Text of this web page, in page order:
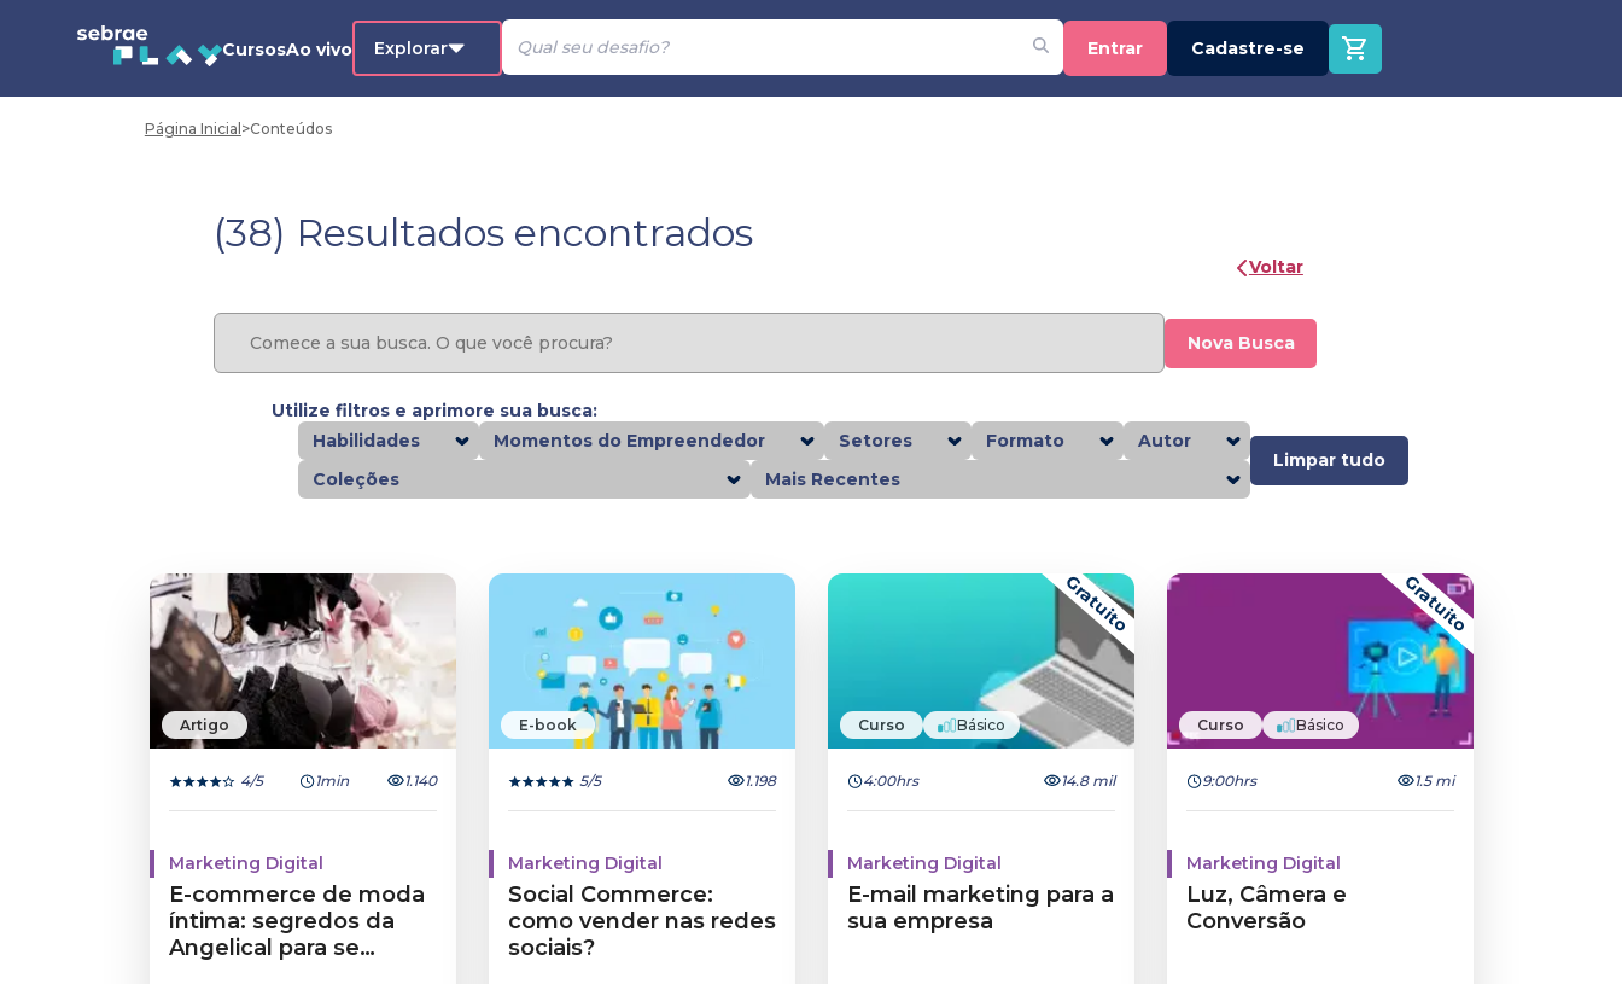
CursosAo vivo Explorar Entrar Cadastre-se
Página Inicial >Conteúdos
(38) Resultados encontrados
Voltar
Nova Busca
Utilize filtros e aprimore sua busca:
Habilidades
Momentos do Empreendedor Setores Formato
Autor
Coleções
Mais Recentes
Limpar tudo
Artigo
4/5 1min 1.140
Marketing Digital
E-commerce de moda
íntima: segredos da
Angelical para se
E-book
5/5 1.198
Marketing Digital
Social Commerce:
como vender nas redes
sociais?
Gratuito
Curso Básico
4:00hrs 14.8 mil
Marketing Digital
E-mail marketing para a
sua empresa
Gratuito
Curso Básico
9:00hrs 1.5 mi
Marketing Digital
Luz, Câmera e
Conversão